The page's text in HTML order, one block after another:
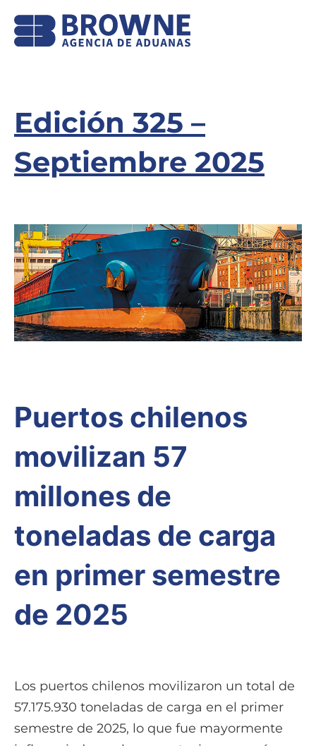
Edición 325 –
Septiembre 2025
Puertos chilenos
movilizan 57
millones de
toneladas de carga
en primer semestre
de 2025
Los puertos chilenos movilizaron un total de
57.175.930 toneladas de carga en el primer
semestre de 2025, lo que fue mayormente